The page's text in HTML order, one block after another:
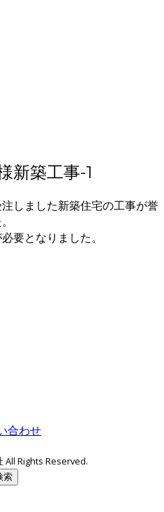
新築工事-1
しました新築住宅の工事が誉
要となりました。
合わせ
All Rights Reserved.
索